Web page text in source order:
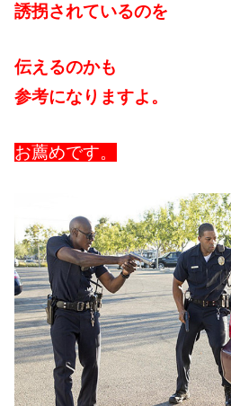
誘拐されているのを
伝えるのかも
参考になりますよ。
お薦めです。